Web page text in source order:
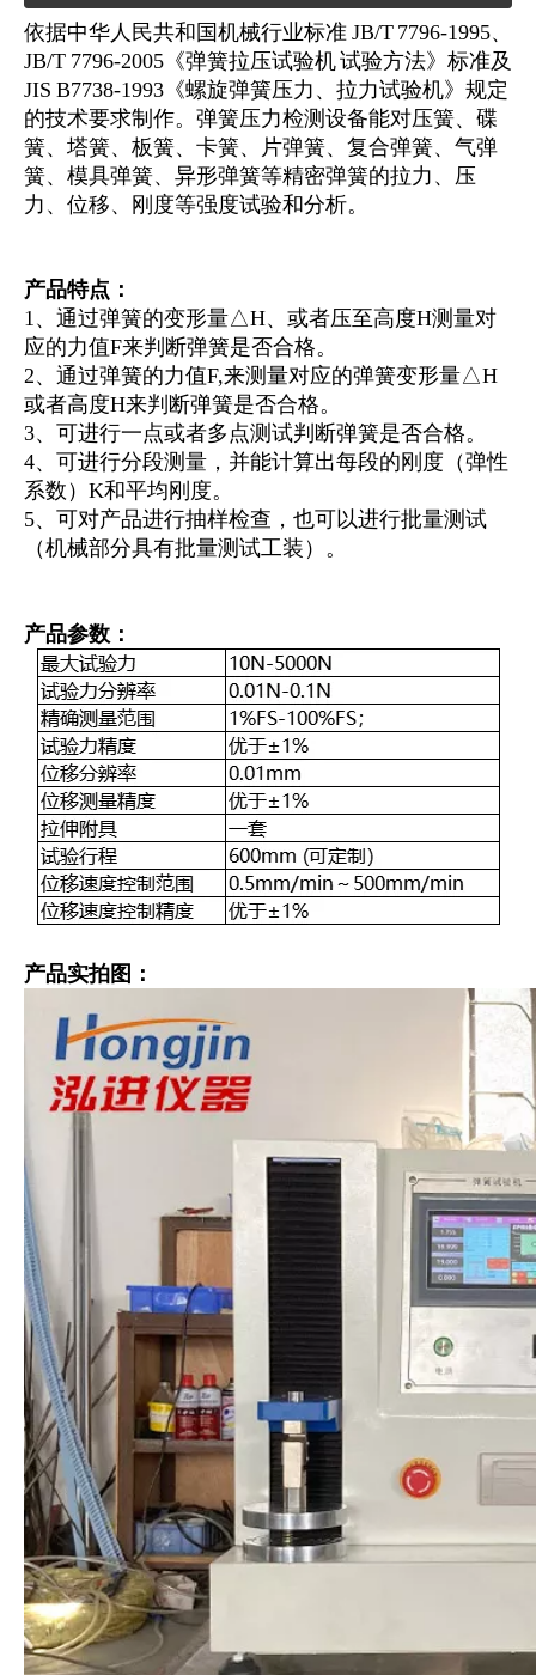
依据中华人民共和国机械行业标准 JB/T 7796-1995、
JB/T 7796-2005《弹簧拉压试验机 试验方法》标准及
JIS B7738-1993《螺旋弹簧压力、拉力试验机》规定
的技术要求制作。弹簧压力检测设备能对压簧、碟
簧、塔簧、板簧、卡簧、片弹簧、复合弹簧、气弹
簧、模具弹簧、异形弹簧等精密弹簧的拉力、压
力、位移、刚度等强度试验和分析。
产品特点：
1、通过弹簧的变形量△H、或者压至高度H测量对
应的力值F来判断弹簧是否合格。
2、通过弹簧的力值F,来测量对应的弹簧变形量△H
或者高度H来判断弹簧是否合格。
3、可进行一点或者多点测试判断弹簧是否合格。
4、可进行分段测量，并能计算出每段的刚度（弹性
系数）K和平均刚度。
5、可对产品进行抽样检查，也可以进行批量测试
（机械部分具有批量测试工装）。
产品参数：
产品实拍图：